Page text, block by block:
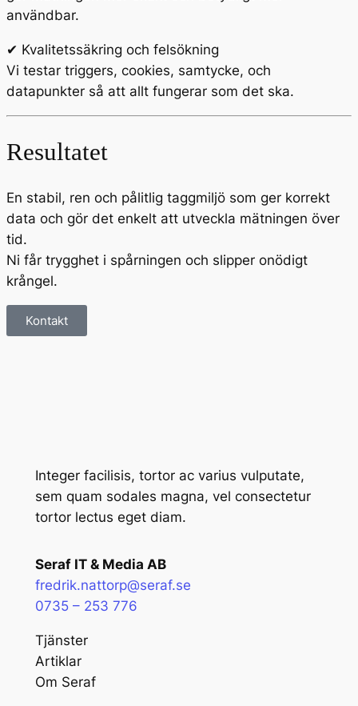
användbar.
✔ Kvalitetssäkring och felsökning
Vi testar triggers, cookies, samtycke, och
datapunkter så att allt fungerar som det ska.
Resultatet
En stabil, ren och pålitlig taggmiljö som ger korrekt
data och gör det enkelt att utveckla mätningen över
tid.
Ni får trygghet i spårningen och slipper onödigt
krångel.
Kontakt
Integer facilisis, tortor ac varius vulputate,
sem quam sodales magna, vel consectetur
tortor lectus eget diam.
Seraf IT & Media AB
fredrik.nattorp@seraf.se
0735 – 253 776
Tjänster
Artiklar
Om Seraf